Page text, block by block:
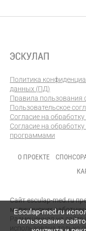
Политика
данных (ПД)
Правила пользования
Пользовательское
Согласие на
Согласие на
программами
О ПРОЕКТЕ
Сайт esculap-med.ru
медицинских
Размещенная на
использована только
Esculap-med.ru
пользования